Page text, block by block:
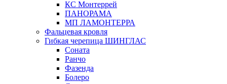
КС Монтеррей
ПАНОРАМА
МП ЛАМОНТЕРРА
Фальцевая кровля
Гибкая черепица ШИНГЛАС
Соната
Ранчо
Фазенда
Болеро